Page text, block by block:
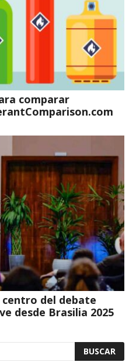
comparar
del debate
desde Brasilia 2025